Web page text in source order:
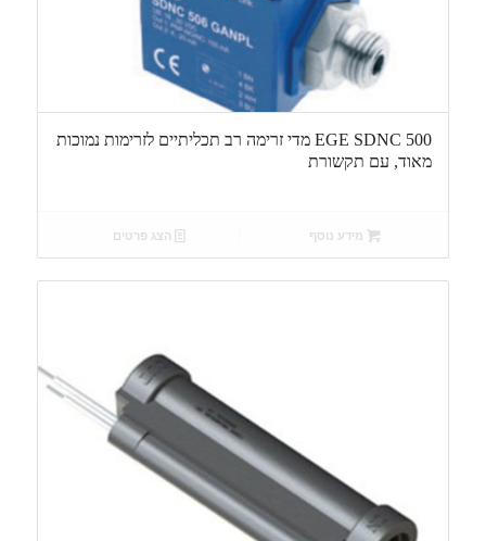
EGE SDNC 500 מדי זרימה רב תכליתיים לזרימות נמוכות
מאוד, עם תקשורת
מידע נוסף הצג פרטים